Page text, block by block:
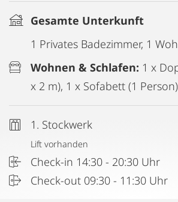
Gesamte Unterkunft
1 Privates Badezimmer, 1
Wohnen & Schlafen: 1 x
x 2 m), 1 x Sofabett (1 Person)
1. Stockwerk
Lift vorhanden
Check-in 14:30 - 20:30 Uhr
Check-out 09:30 - 11:30 Uhr